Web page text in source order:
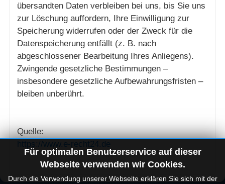
Für optimalen Benutzerservice auf dieser
Webseite verwenden wir Cookies.
Durch die Verwendung unserer Webseite erklären Sie sich mit der
übersandten Daten verbleiben bei uns, bis Sie uns
zur Löschung auffordern, Ihre Einwilligung zur
Speicherung widerrufen oder der Zweck für die
Datenspeicherung entfällt (z. B. nach
abgeschlossener Bearbeitung Ihres Anliegens).
Zwingende gesetzliche Bestimmungen –
insbesondere gesetzliche Aufbewahrungsfristen –
bleiben unberührt.
Quelle:
https://www.e-recht24.de